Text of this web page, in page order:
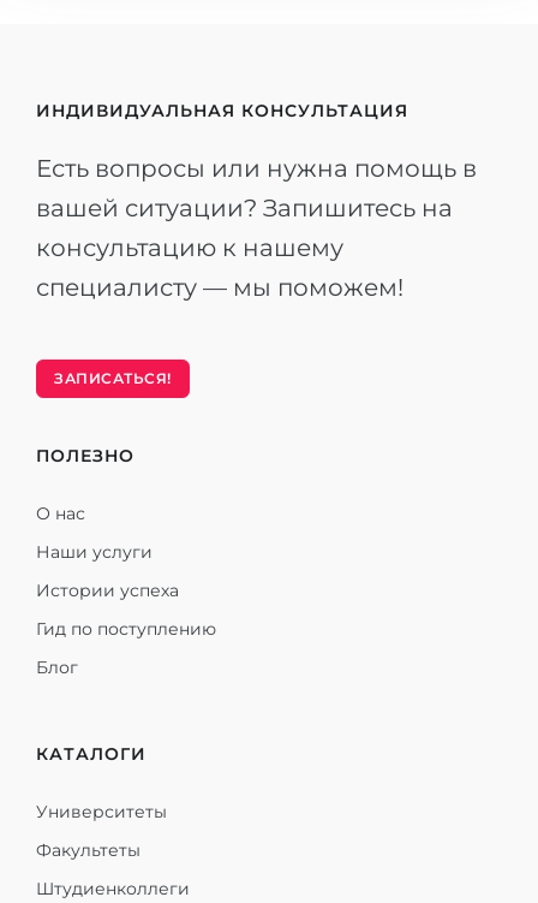
ИНДИВИДУАЛЬНАЯ КОНСУЛЬТАЦИЯ
Есть вопросы или нужна помощь в
вашей ситуации? Запишитесь на
консультацию к нашему
специалисту — мы поможем!
ЗАПИСАТЬСЯ!
ПОЛЕЗНО
О нас
Наши услуги
Истории успеха
Гид по поступлению
Блог
КАТАЛОГИ
Университеты
Факультеты
Штудиенколлеги